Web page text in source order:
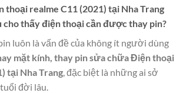
thoại realme C11 (2021) tại Nha Trang
cho thấy điện thoại cần được thay pin?
luôn là vấn đề của không ít người dùng
mặt kính, thay pin sửa chữa Điện thoại
tại Nha Trang, đặc biệt là những ai sở
đời lâu.